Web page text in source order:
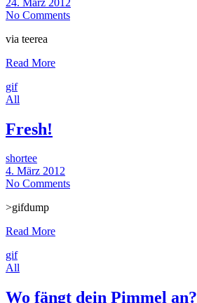
No Comments
via teerea
Read More
gif
All
Fresh!
shortee
4. März 2012
No Comments
>gifdump
Read More
gif
All
Wo fängt dein Pimmel an?